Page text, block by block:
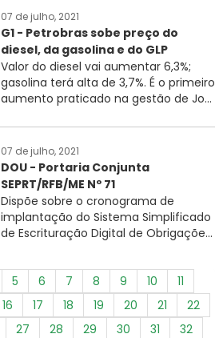
07 de julho, 2021
G1 - Petrobras sobe preço do
diesel, da gasolina e do GLP
Valor do diesel vai aumentar 6,3%;
gasolina terá alta de 3,7%. É o primeiro
aumento praticado na gestão de Jo...
07 de julho, 2021
DOU - Portaria Conjunta
SEPRT/RFB/ME Nº 71
Dispõe sobre o cronograma de
implantação do Sistema Simplificado
de Escrituração Digital de Obrigaçõe...
5 6 7 8 9 10
11
16 17 18 19 20 21
22
27 28 29 30 31
32